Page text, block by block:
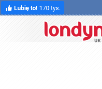
Lubię to! 170 tys.